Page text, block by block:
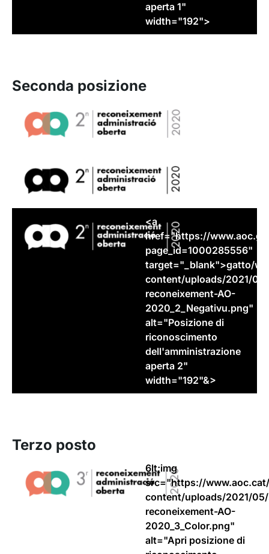
aperta 1"
width="192">
Seconda posizione
<a
href="https://www.aoc.
page_id=1000285556"
target="_blank">gatto/
content/uploads/2021/
reconeixement-AO-
2020_2_Negativu.png"
alt="Posizione di
riconoscimento
dell'amministrazione
aperta 2"
width="192"&>
Terzo posto
6lt;img
src="https://
content/uploads/2021/
reconeixement-AO-
2020_3_Color.png"
alt="Apri posizione di